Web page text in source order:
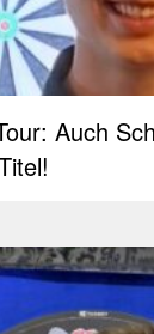
Auch